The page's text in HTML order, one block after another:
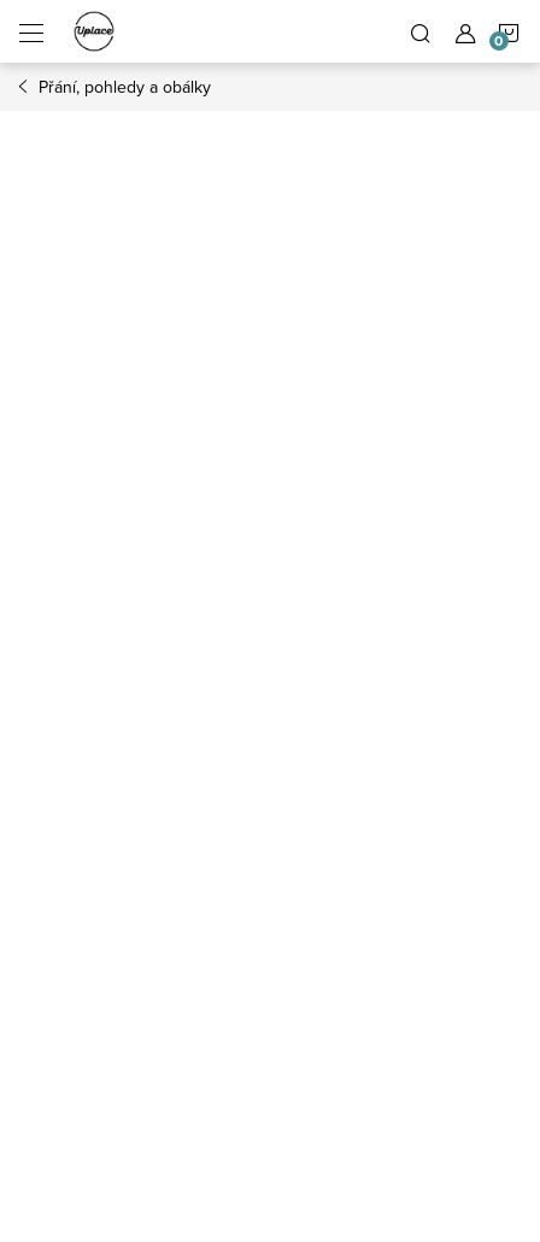
Přejít na obsah
Přání, pohledy a obálky